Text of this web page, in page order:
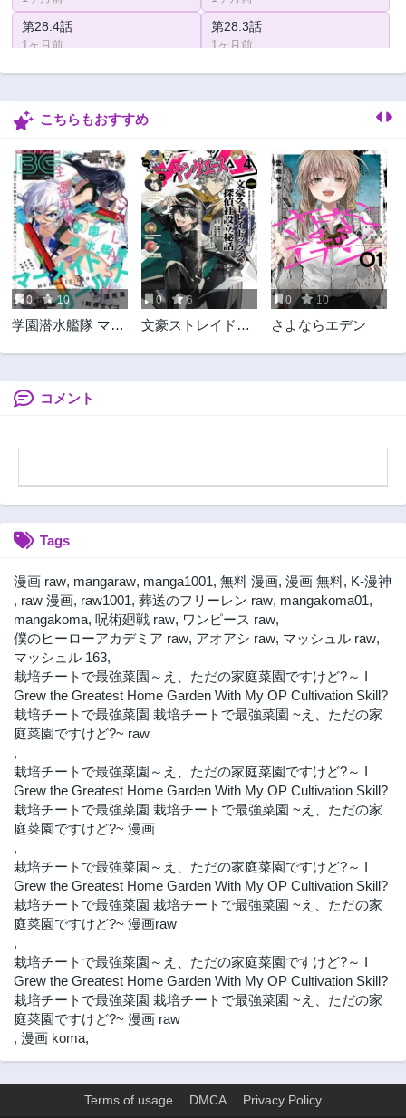
第28.4話
1ヶ月前
第28.3話
1ヶ月前
第28.2話 第28.1話
第27.5話
第27.3話
1ヶ月前
第27.2話
1ヶ月前
第27.1話
1ヶ月前
第26.4話
1ヶ月前
第26.3話
1ヶ月前
第26.2話
1ヶ月前
第26.1話
1ヶ月前
第25.6話
1ヶ月前
第25.5話 第25.4話
第25.3話
第24.3話
第24.1話
1ヶ月前
第23.4話
1ヶ月前
第23.3話
1ヶ月前
第23.2話
第23.1話
1ヶ月前
第22.5話
1ヶ月前
第22.4話
第22.2話
1ヶ月前
第22.1話
1ヶ月前
第21.5話
第21.3話
1ヶ月前
第21.2話
1ヶ月前
第21.1話
第20.3話
1ヶ月前
第20.2話
1ヶ月前
第20.1話
1ヶ月前
第19.5話
1ヶ月前
第19.4話
1ヶ月前
こちらもおすすめ
0 10
学園潜水艦隊 マー
0 6
文豪ストレイドッ
0 10
さよならエデン
コメント
Tags
漫画 raw, mangaraw, manga1001, 無料 漫画, 漫画 無料, K-漫神
, raw 漫画, raw1001, 葬送のフリーレン raw, mangakoma01,
mangakoma, 呪術廻戦 raw, ワンピース raw,
僕のヒーローアカデミア raw, アオアシ raw, マッシュル raw,
マッシュル 163,
栽培チートで最強菜園～え、ただの家庭菜園ですけど?～ I
Grew the Greatest Home Garden With My OP Cultivation Skill?
栽培チートで最強菜園 栽培チートで最強菜園 ~え、ただの家
庭菜園ですけど?~ raw
,
栽培チートで最強菜園～え、ただの家庭菜園ですけど?～ I
Grew the Greatest Home Garden With My OP Cultivation Skill?
栽培チートで最強菜園 栽培チートで最強菜園 ~え、ただの家
庭菜園ですけど?~ 漫画
,
栽培チートで最強菜園～え、ただの家庭菜園ですけど?～ I
Grew the Greatest Home Garden With My OP Cultivation Skill?
栽培チートで最強菜園 栽培チートで最強菜園 ~え、ただの家
庭菜園ですけど?~ 漫画raw
,
栽培チートで最強菜園～え、ただの家庭菜園ですけど?～ I
Grew the Greatest Home Garden With My OP Cultivation Skill?
栽培チートで最強菜園 栽培チートで最強菜園 ~え、ただの家
庭菜園ですけど?~ 漫画 raw
, 漫画 koma,
Terms of usage DMCA Privacy Policy